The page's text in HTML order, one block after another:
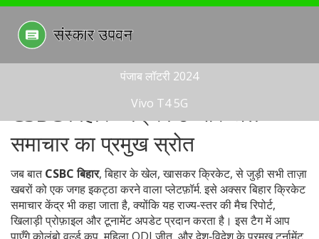
पंजाब लॉटरी 2024
Vivo T4 5G
CSBC बिहार – क्रिकेट और खेल
समाचार का प्रमुख स्रोत
जब बातCSBC बिहार,बिहार के खेल, खासकर क्रिकेट, से जुड़ी सभी ताज़ा
खबरों को एक जगह इकट्ठा करने वाला प्लेटफ़ॉर्म. इसे अक्सरबिहार क्रिकेट
समाचार केंद्रभी कहा जाता है, क्योंकि यह राज्य‑स्तर की मैच रिपोर्ट,
खिलाड़ी प्रोफ़ाइल और टूनामेंट अपडेट प्रदान करता है। इस टैग में आप